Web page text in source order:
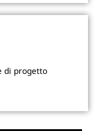
di progetto